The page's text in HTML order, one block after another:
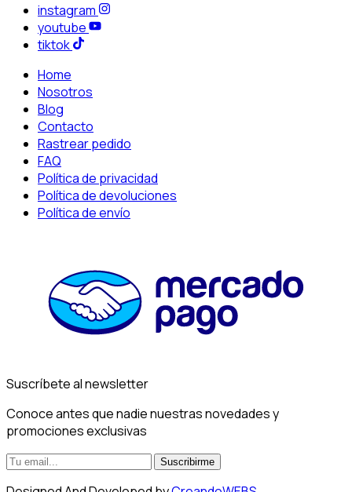
instagram
youtube
tiktok
Home
Nosotros
Blog
Contacto
Rastrear pedido
FAQ
Política de privacidad
Política de devoluciones
Política de envío
Suscríbete al newsletter
Conoce antes que nadie nuestras novedades y
promociones exclusivas
Suscribirme